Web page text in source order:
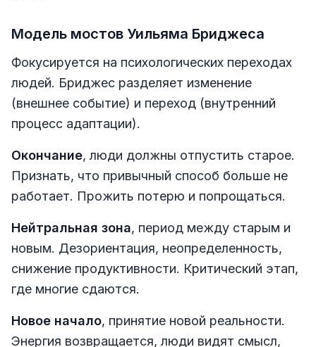
Модель мостов Уильяма Бриджеса
Фокусируется на психологических переходах
людей. Бриджес разделяет изменение
(внешнее событие) и переход (внутренний
процесс адаптации).
Окончание, люди должны отпустить старое.
Признать, что привычный способ больше не
работает. Прожить потерю и попрощаться.
Нейтральная зона, период между старым и
новым. Дезориентация, неопределенность,
снижение продуктивности. Критический этап,
где многие сдаются.
Новое начало, принятие новой реальности.
Энергия возвращается, люди видят смысл,